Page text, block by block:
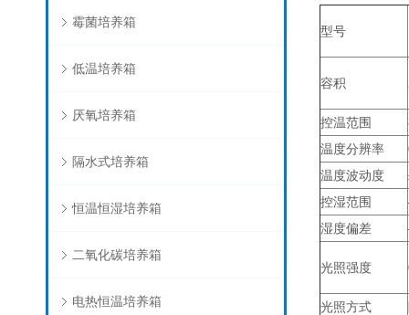
霉菌培养箱
低温培养箱
厌氧培养箱
隔水式培养箱
恒温恒湿培养箱
二氧化碳培养箱
电热恒温培养箱
型号
容积
控温范围
温度分辨率
温度波动度
控湿范围
湿度偏差
光照强度
光照方式